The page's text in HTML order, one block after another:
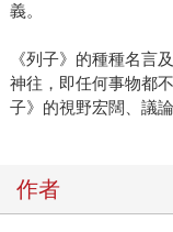
義。
《列子》的種種名言
神往，即任何事物都
子》的視野宏闊、議
作者